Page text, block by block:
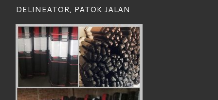
DELINEATOR, PATOK JALAN